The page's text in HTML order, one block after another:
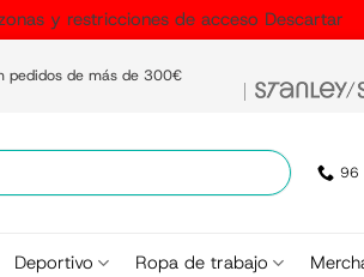
y restricciones de acceso Descartar
pedidos de más de 300€
96
Deportivo Ropa de trabajo